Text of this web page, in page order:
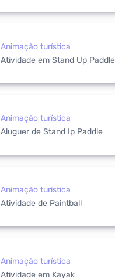
Animação turística
Atividade em Stand Up Paddle
Animação turística
Aluguer de Stand Ip Paddle
Animação turística
Atividade de Paintball
Animação turística
Atividade em Kayak